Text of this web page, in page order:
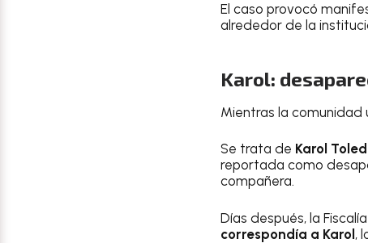
El caso provocó
alrededor de la
Karol:
Mientras la comunidad
Se trata de Karol
reportada como
compañera.
Días después, la
correspondía a Karol,